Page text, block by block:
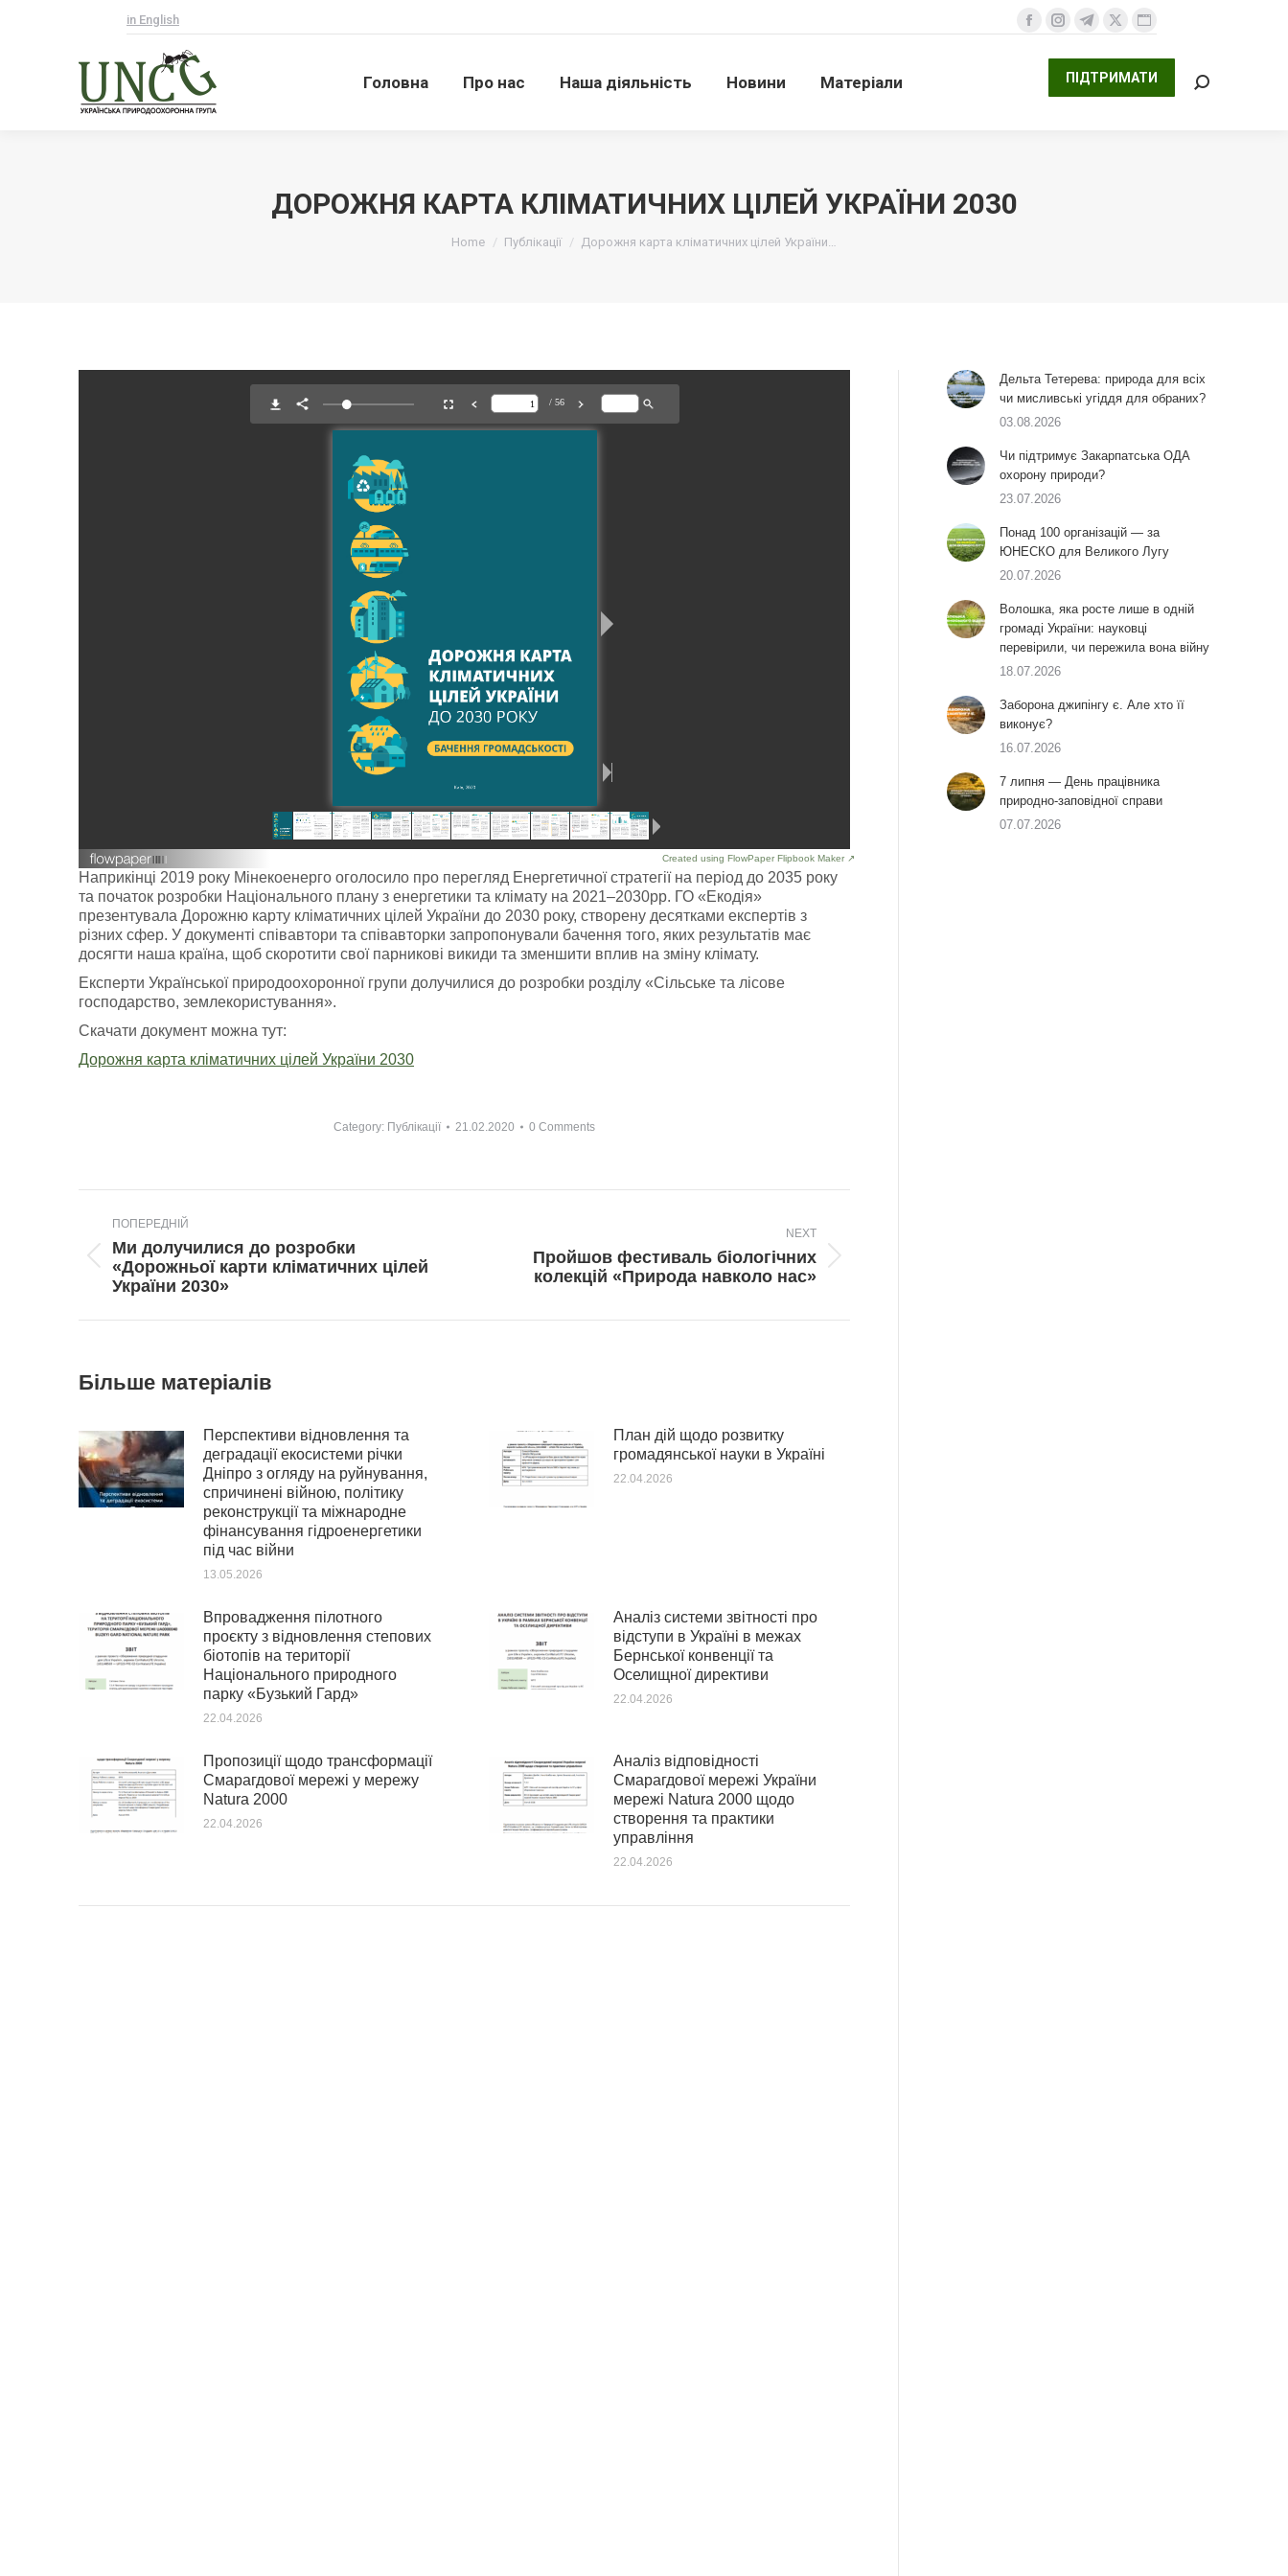
in English
Facebook
сторінка
відкривається
Instagram
сторінка
відкривається
Telegram
сторінка
відкривається
X
сторінка
відкривається
Website
сторінка
відкривається
Головна Про нас Наша діяльність Новини Матеріали ПІДТРИМАТИ Search:
ДОРОЖНЯ КАРТА КЛІМАТИЧНИХ ЦІЛЕЙ УКРАЇНИ 2030
Home Публікації Дорожня карта кліматичних цілей України…
Created using FlowPaper Flipbook Maker ↗
Наприкінці 2019 року Мінекоенерго оголосило про перегляд Енергетичної стратегії на період до 2035 року
та початок розробки Національного плану з енергетики та клімату на 2021–2030рр. ГО «Екодія»
презентувала Дорожню карту кліматичних цілей України до 2030 року, створену десятками експертів з
різних сфер. У документі співавтори та співавторки запропонували бачення того, яких результатів має
досягти наша країна, щоб скоротити свої парникові викиди та зменшити вплив на зміну клімату.
Експерти Української природоохоронної групи долучилися до розробки розділу «Сільське та лісове
господарство, землекористування».
Скачати документ можна тут:
Дорожня карта кліматичних цілей України 2030
Category: Публікації 21.02.2020 0 Comments
navigation
ПОПЕРЕДНІЙ
Попередній
пост:
Ми долучилися до розробки
«Дорожньої карти кліматичних цілей
України 2030»
NEXT
Пройшов фестиваль біологічних
колекцій «Природа навколо нас»
Більше матеріалів
Перспективи відновлення та
деградації екосистеми річки
Дніпро з огляду на руйнування,
спричинені війною, політику
реконструкції та міжнародне
фінансування гідроенергетики
під час війни
13.05.2026
План дій щодо розвитку
громадянської науки в Україні
22.04.2026
Впровадження пілотного
проєкту з відновлення степових
біотопів на території
Національного природного
парку «Бузький Гард»
22.04.2026
Аналіз системи звітності про
відступи в Україні в межах
Бернської конвенції та
Оселищної директиви
22.04.2026
Пропозиції щодо трансформації
Смарагдової мережі у мережу
Natura 2000
22.04.2026
Аналіз відповідності
Смарагдової мережі України
мережі Natura 2000 щодо
створення та практики
управління
22.04.2026
Дельта Тетерева: природа для всіх
чи мисливські угіддя для обраних?
03.08.2026
Чи підтримує Закарпатська ОДА
охорону природи?
23.07.2026
Понад 100 організацій — за
ЮНЕСКО для Великого Лугу
20.07.2026
Волошка, яка росте лише в одній
громаді України: науковці
перевірили, чи пережила вона війну
18.07.2026
Заборона джипінгу є. Але хто її
виконує?
16.07.2026
7 липня — День працівника
природно-заповідної справи
07.07.2026
Головна Про нас Наша діяльність Новини Матеріали ПІДТРИМАТИ